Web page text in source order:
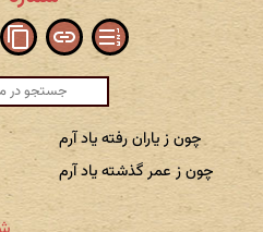
چون ز یاران رفته یاد آرم
چون ز عمر گذشته یاد آرم